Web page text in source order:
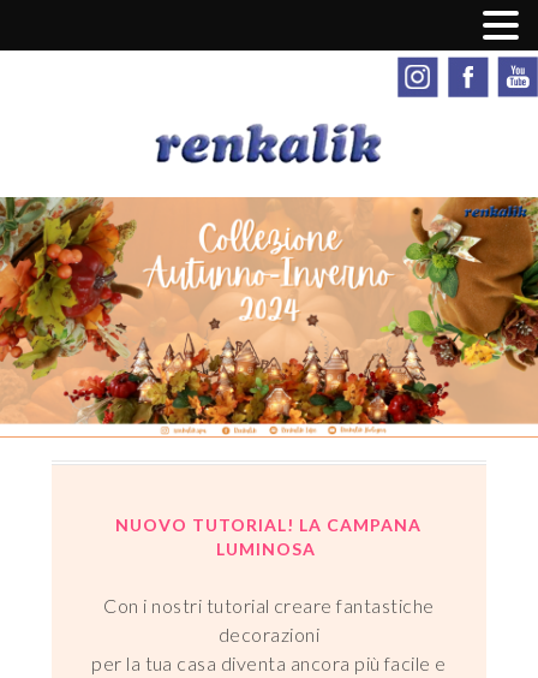
NUOVO TUTORIAL! LA CAMPANA
LUMINOSA
Con i nostri tutorial creare fantastiche
decorazioni
per la tua casa diventa ancora più facile e